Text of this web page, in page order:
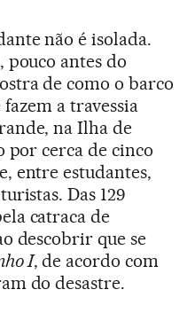
não é isolada.
antes do
de como o barco
a travessia
na Ilha de
cerca de cinco
entre estudantes,
Das 129
catraca de
descobrir que se
I, de acordo com
do desastre.